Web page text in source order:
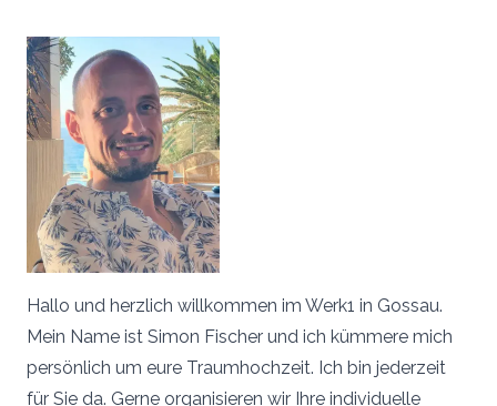
Hallo und herzlich willkommen im Werk1 in Gossau.
Mein Name ist Simon Fischer und ich kümmere mich
persönlich um eure Traumhochzeit. Ich bin jederzeit
für Sie da. Gerne organisieren wir Ihre individuelle